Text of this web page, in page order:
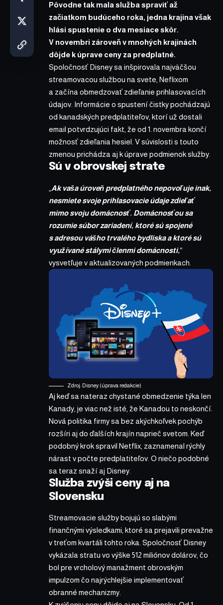
Pôvodne tak mala služba spraviť až
začiatkom budúceho roka, jedna krajina však
hlási spustenie o dva mesiace skôr.
V novembri zároveň v mnohých krajinách
dôjde k úprave ceny za predplatné.
Spoločnosť Disney sa inšpirovala najväčšou
streamovacou službou na svete, Neflixom
a začína obmedzovať zdieľanie prihlasovacích
údajov. Informácie o spustení čistky pochádzajú
od kanadských predplatiteľov, ktorí už dostali
email potvrdzujúci fakt, že od 1. novembra končí
možnosť zdieľania hesiel. V súvislosti s touto
zmenou prichádza aj k úprave podmienok služby.
Sú v obrovskej strate
Ak vaša úroveň predplatného nepovoľuje inak,
nesmiete svoje prihlasovacie údaje zdieľať
mimo svoju domácnosť. Domácnosťou sa
rozumie súbor zariadení, ktoré sú spojené
s adresou vášho trvalého bydliska a ktoré sú
využívané stálymi členmi domácnosti,“
vysvetľuje v aktualizovaných podmienkach.
Zdroj: Disney (úprava redakcie)
Aj keď sa nateraz chystané obmedzenie týka len
Kanady, je viac než isté, že Kanadou to neskončí.
Nová politika firmy sa bez akýchkoľvek pochýb
rozšíri aj do ďalších krajín naprieč svetom. Keď
podobný krok spravil Netflix, zaznamenal rýchly
nárast v počte predplatiteľov. O niečo podobné
sa teraz snaží aj Disney.
Služba zvýši ceny aj na
Slovensku
Streamovacie služby bojujú so slabými
finančnými výsledkami, ktoré sa prejavili prevažne
v treťom kvartáli tohto roka. Spoločnosť Disney
vykázala stratu vo výške 512 miliónov dolárov, čo
bol pre vrcholový manažment obrovským
impulzom čo najrýchlejšie implementovať
obranné mechanizmy.